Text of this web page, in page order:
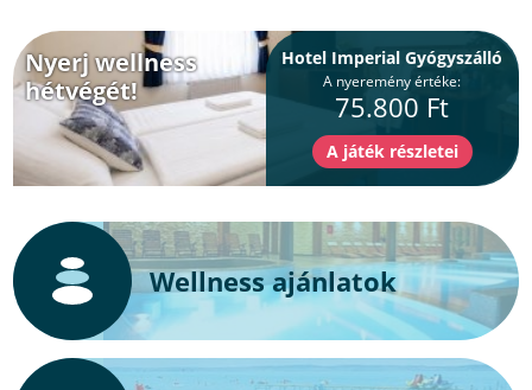
Nyerj wellness
hétvégét!
Hotel Imperial Gyógyszálló
A nyeremény értéke:
75.800 Ft
Wellness ajánlatok